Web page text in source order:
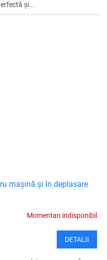
și...
mașină și în deplasare
Momentan indisponibil
DETALII